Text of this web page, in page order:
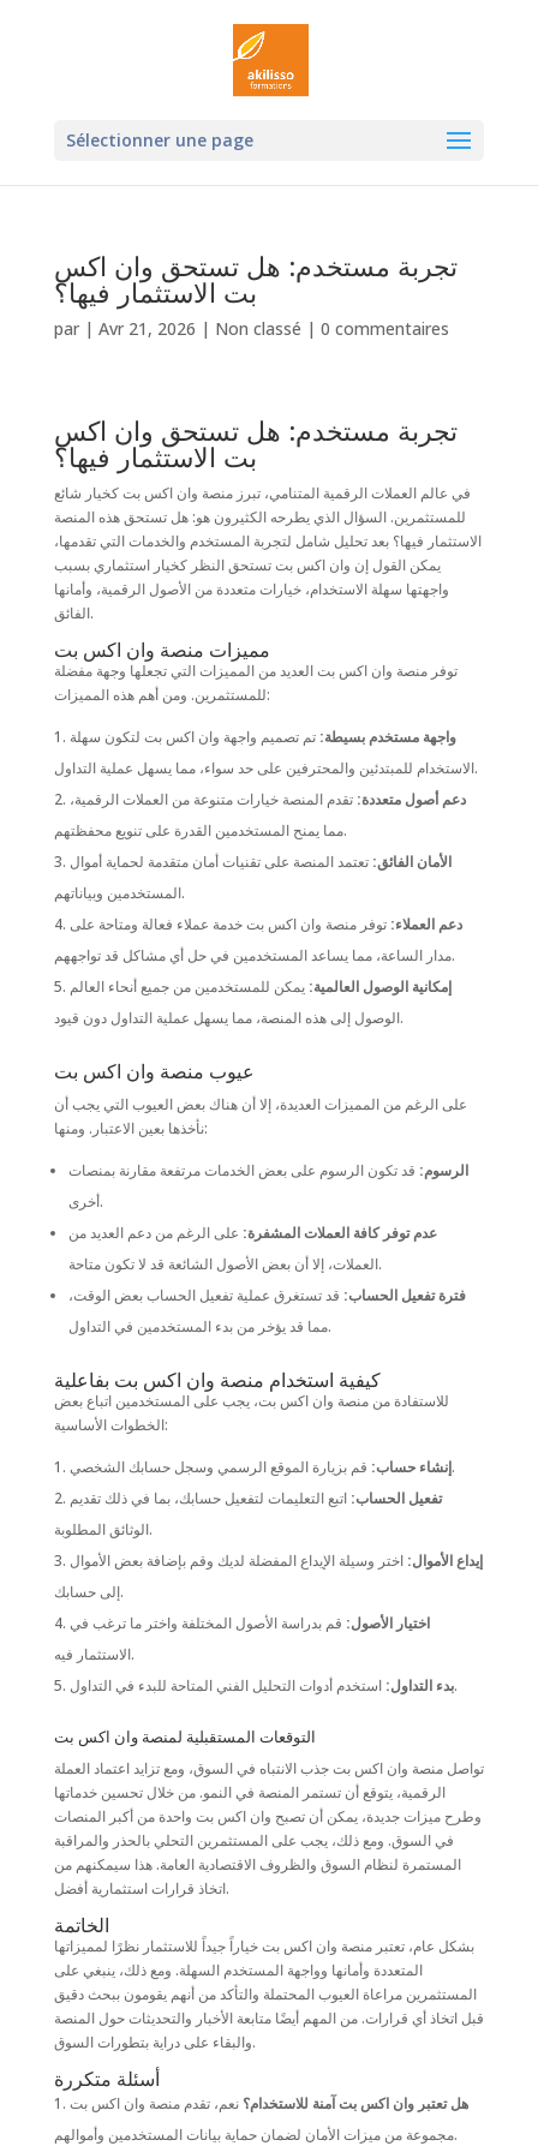
Sélectionner une page
تجربة مستخدم: هل تستحق وان اكس
بت الاستثمار فيها؟
par | Avr 21, 2026 | Non classé | 0 commentaires
تجربة مستخدم: هل تستحق وان اكس
بت الاستثمار فيها؟
في عالم العملات الرقمية المتنامي، تبرز منصة وان اكس بت كخيار شائع
للمستثمرين. السؤال الذي يطرحه الكثيرون هو: هل تستحق هذه المنصة
الاستثمار فيها؟ بعد تحليل شامل لتجربة المستخدم والخدمات التي تقدمها،
يمكن القول إن وان اكس بت تستحق النظر كخيار استثماري بسبب
واجهتها سهلة الاستخدام، خيارات متعددة من الأصول الرقمية، وأمانها
الفائق.
مميزات منصة وان اكس بت
توفر منصة وان اكس بت العديد من المميزات التي تجعلها وجهة مفضلة
للمستثمرين. ومن أهم هذه المميزات:
واجهة مستخدم بسيطة: تم تصميم واجهة وان اكس بت لتكون سهلة
الاستخدام للمبتدئين والمحترفين على حد سواء، مما يسهل عملية التداول.
دعم أصول متعددة: تقدم المنصة خيارات متنوعة من العملات الرقمية،
مما يمنح المستخدمين القدرة على تنويع محفظتهم.
الأمان الفائق: تعتمد المنصة على تقنيات أمان متقدمة لحماية أموال
المستخدمين وبياناتهم.
دعم العملاء: توفر منصة وان اكس بت خدمة عملاء فعالة ومتاحة على
مدار الساعة، مما يساعد المستخدمين في حل أي مشاكل قد تواجههم.
إمكانية الوصول العالمية: يمكن للمستخدمين من جميع أنحاء العالم
الوصول إلى هذه المنصة، مما يسهل عملية التداول دون قيود.
عيوب منصة وان اكس بت
على الرغم من المميزات العديدة، إلا أن هناك بعض العيوب التي يجب أن
نأخذها بعين الاعتبار. ومنها:
الرسوم: قد تكون الرسوم على بعض الخدمات مرتفعة مقارنة بمنصات
أخرى.
عدم توفر كافة العملات المشفرة: على الرغم من دعم العديد من
العملات، إلا أن بعض الأصول الشائعة قد لا تكون متاحة.
فترة تفعيل الحساب: قد تستغرق عملية تفعيل الحساب بعض الوقت،
مما قد يؤخر من بدء المستخدمين في التداول.
كيفية استخدام منصة وان اكس بت بفاعلية
للاستفادة من منصة وان اكس بت، يجب على المستخدمين اتباع بعض
الخطوات الأساسية:
إنشاء حساب:قم بزيارة الموقع الرسمي وسجل حسابك الشخصي.
تفعيل الحساب: اتبع التعليمات لتفعيل حسابك، بما في ذلك تقديم
الوثائق المطلوبة.
إيداع الأموال: اختر وسيلة الإيداع المفضلة لديك وقم بإضافة بعض الأموال
إلى حسابك.
اختيار الأصول: قم بدراسة الأصول المختلفة واختر ما ترغب في
الاستثمار فيه.
بدء التداول:استخدم أدوات التحليل الفني المتاحة للبدء في التداول.
التوقعات المستقبلية لمنصة وان اكس بت
تواصل منصة وان اكس بت جذب الانتباه في السوق، ومع تزايد اعتماد العملة
الرقمية، يتوقع أن تستمر المنصة في النمو. من خلال تحسين خدماتها
وطرح ميزات جديدة، يمكن أن تصبح وان اكس بت واحدة من أكبر المنصات
في السوق. ومع ذلك، يجب على المستثمرين التحلي بالحذر والمراقبة
المستمرة لنظام السوق والظروف الاقتصادية العامة. هذا سيمكنهم من
اتخاذ قرارات استثمارية أفضل.
الخاتمة
بشكل عام، تعتبر منصة وان اكس بت خياراً جيداً للاستثمار نظرًا لمميزاتها
المتعددة وأمانها وواجهة المستخدم السهلة. ومع ذلك، ينبغي على
المستثمرين مراعاة العيوب المحتملة والتأكد من أنهم يقومون ببحث دقيق
قبل اتخاذ أي قرارات. من المهم أيضًا متابعة الأخبار والتحديثات حول المنصة
والبقاء على دراية بتطورات السوق.
أسئلة متكررة
هل تعتبر وان اكس بت آمنة للاستخدام؟ نعم، تقدم منصة وان اكس بت
مجموعة من ميزات الأمان لضمان حماية بيانات المستخدمين وأموالهم.